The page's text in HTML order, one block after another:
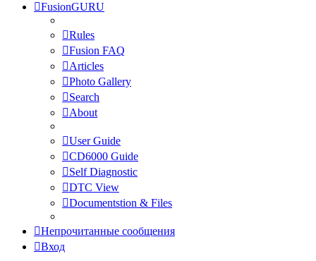
FusionGURU
Rules
Fusion FAQ
Articles
Photo Gallery
Search
About
User Guide
CD6000 Guide
Self Diagnostic
DTC View
Documentstion & Files
Непрочитанные сообщения
Вход